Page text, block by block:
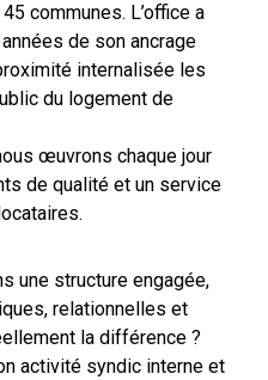
communes. L’office a
de son ancrage
internalisée les
du logement de
œuvrons chaque jour
de qualité et un service
une structure engagée,
relationnelles et
la différence ?
activité syndic interne et